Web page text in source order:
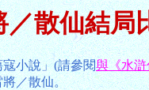
／散仙結局
小說」(請參閱與《水
／散仙。